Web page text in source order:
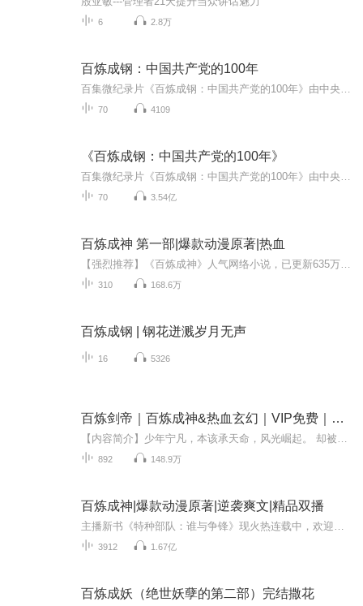
6 2.8万
百炼成钢：中国共产党的100年
70 4109
《百炼成钢：中国共产党的100年》
70 3.54亿
百炼成神 第一部|爆款动漫原著|热血
310 168.6万
百炼成钢 | 钢花迸溅岁月无声
16 5326
百炼剑帝｜百炼成神&热血玄幻｜VIP免费｜多人有声剧
892 148.9万
百炼成神|爆款动漫原著|逆袭爽文|精品双播
3912 1.67亿
百炼成妖（绝世妖孽的第二部）完结撒花